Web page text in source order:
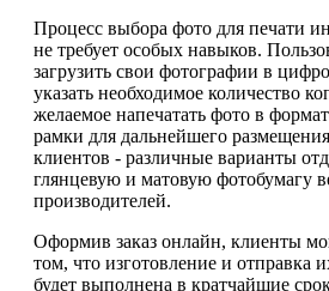
Процесс выбора фото для печати
не требует особых навыков.
загрузить свои фотографии в
указать необходимое количество
желаемое напечатать фото в
рамки для дальнейшего
клиентов - различные варианты
глянцевую и матовую фотобумагу
производителей.
Оформив заказ онлайн, клиенты
том, что изготовление и отправка
будет выполнена в кратчайшие